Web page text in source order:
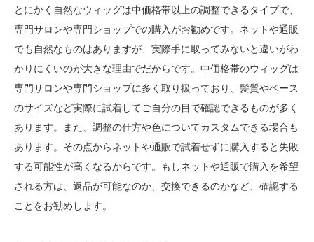
とにかく自然なウィッグは中価格帯以上の調整できるタイプで、
専門サロンや専門ショップでの購入がお勧めです。ネットや通販
でも自然なものはありますが、実際手に取ってみないと違いがわ
かりにくいのが大きな理由でだからです。中価格帯のウィッグは
専門サロンや専門ショップに多く取り扱っており、髪質やベース
のサイズなど実際に試着してご自分の目で確認できるものが多く
あります。また、調整の仕方や色についてカスタムできる場合も
あります。その点からネットや通販で試着せずに購入すると失敗
する可能性が高くなるからです。もしネットや通販で購入を希望
される方は、返品が可能なのか、交換できるのかなど、確認する
ことをお勧めします。